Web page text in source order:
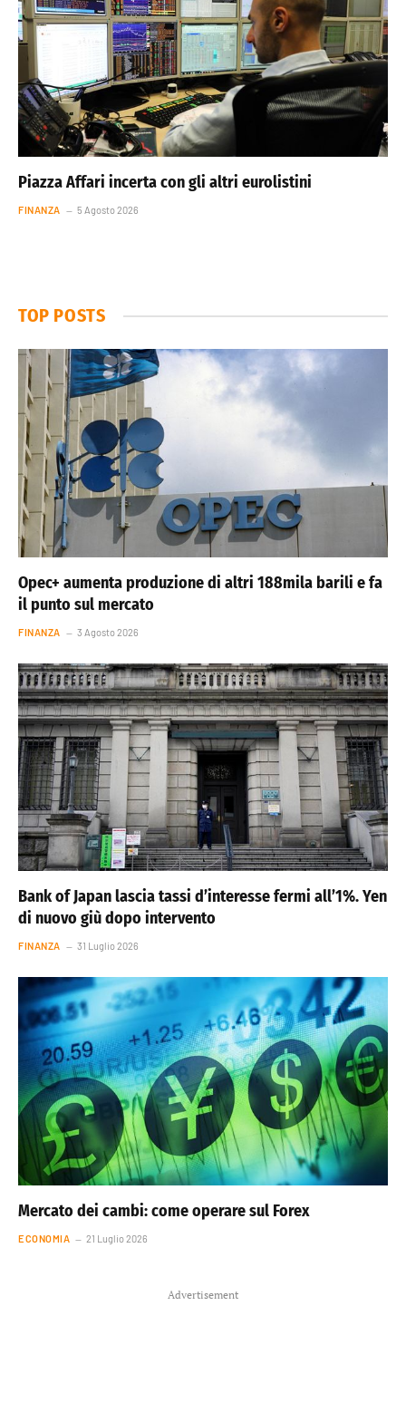
Piazza Affari incerta con gli altri eurolistini
FINANZA 5 Agosto 2026
TOP POSTS
Opec+ aumenta produzione di altri 188mila barili e fa
il punto sul mercato
FINANZA 3 Agosto 2026
Bank of Japan lascia tassi d’interesse fermi all’1%. Yen
di nuovo giù dopo intervento
FINANZA 31 Luglio 2026
Mercato dei cambi: come operare sul Forex
ECONOMIA 21 Luglio 2026
Advertisement